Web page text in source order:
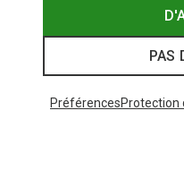
PAS
PréférencesProtection